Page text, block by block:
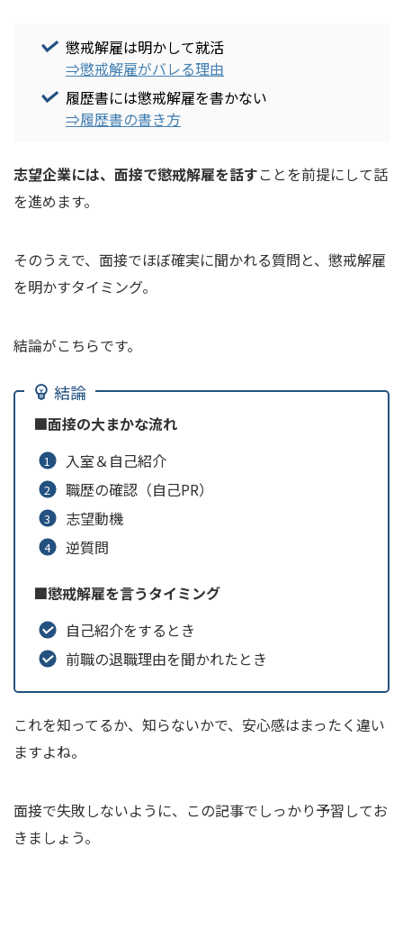
懲戒解雇は明かして就活
⇒懲戒解雇がバレる理由
履歴書には懲戒解雇を書かない
⇒履歴書の書き方
志望企業には、面接で懲戒解雇を話すことを前提にして話
を進めます。
そのうえで、面接でほぼ確実に聞かれる質問と、懲戒解雇
を明かすタイミング。
結論がこちらです。
結論
■面接の大まかな流れ
入室＆自己紹介
職歴の確認（自己PR）
志望動機
逆質問
■懲戒解雇を言うタイミング
自己紹介をするとき
前職の退職理由を聞かれたとき
これを知ってるか、知らないかで、安心感はまったく違い
ますよね。
面接で失敗しないように、この記事でしっかり予習してお
きましょう。